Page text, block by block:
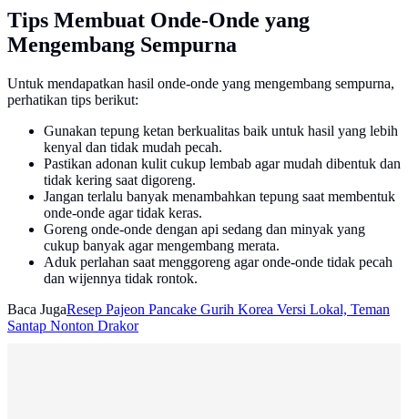
Tips Membuat Onde-Onde yang
Mengembang Sempurna
Untuk mendapatkan hasil onde-onde yang mengembang sempurna,
perhatikan tips berikut:
Gunakan tepung ketan berkualitas baik untuk hasil yang lebih
kenyal dan tidak mudah pecah.
Pastikan adonan kulit cukup lembab agar mudah dibentuk dan
tidak kering saat digoreng.
Jangan terlalu banyak menambahkan tepung saat membentuk
onde-onde agar tidak keras.
Goreng onde-onde dengan api sedang dan minyak yang
cukup banyak agar mengembang merata.
Aduk perlahan saat menggoreng agar onde-onde tidak pecah
dan wijennya tidak rontok.
Baca JugaResep Pajeon Pancake Gurih Korea Versi Lokal, Teman
Santap Nonton Drakor